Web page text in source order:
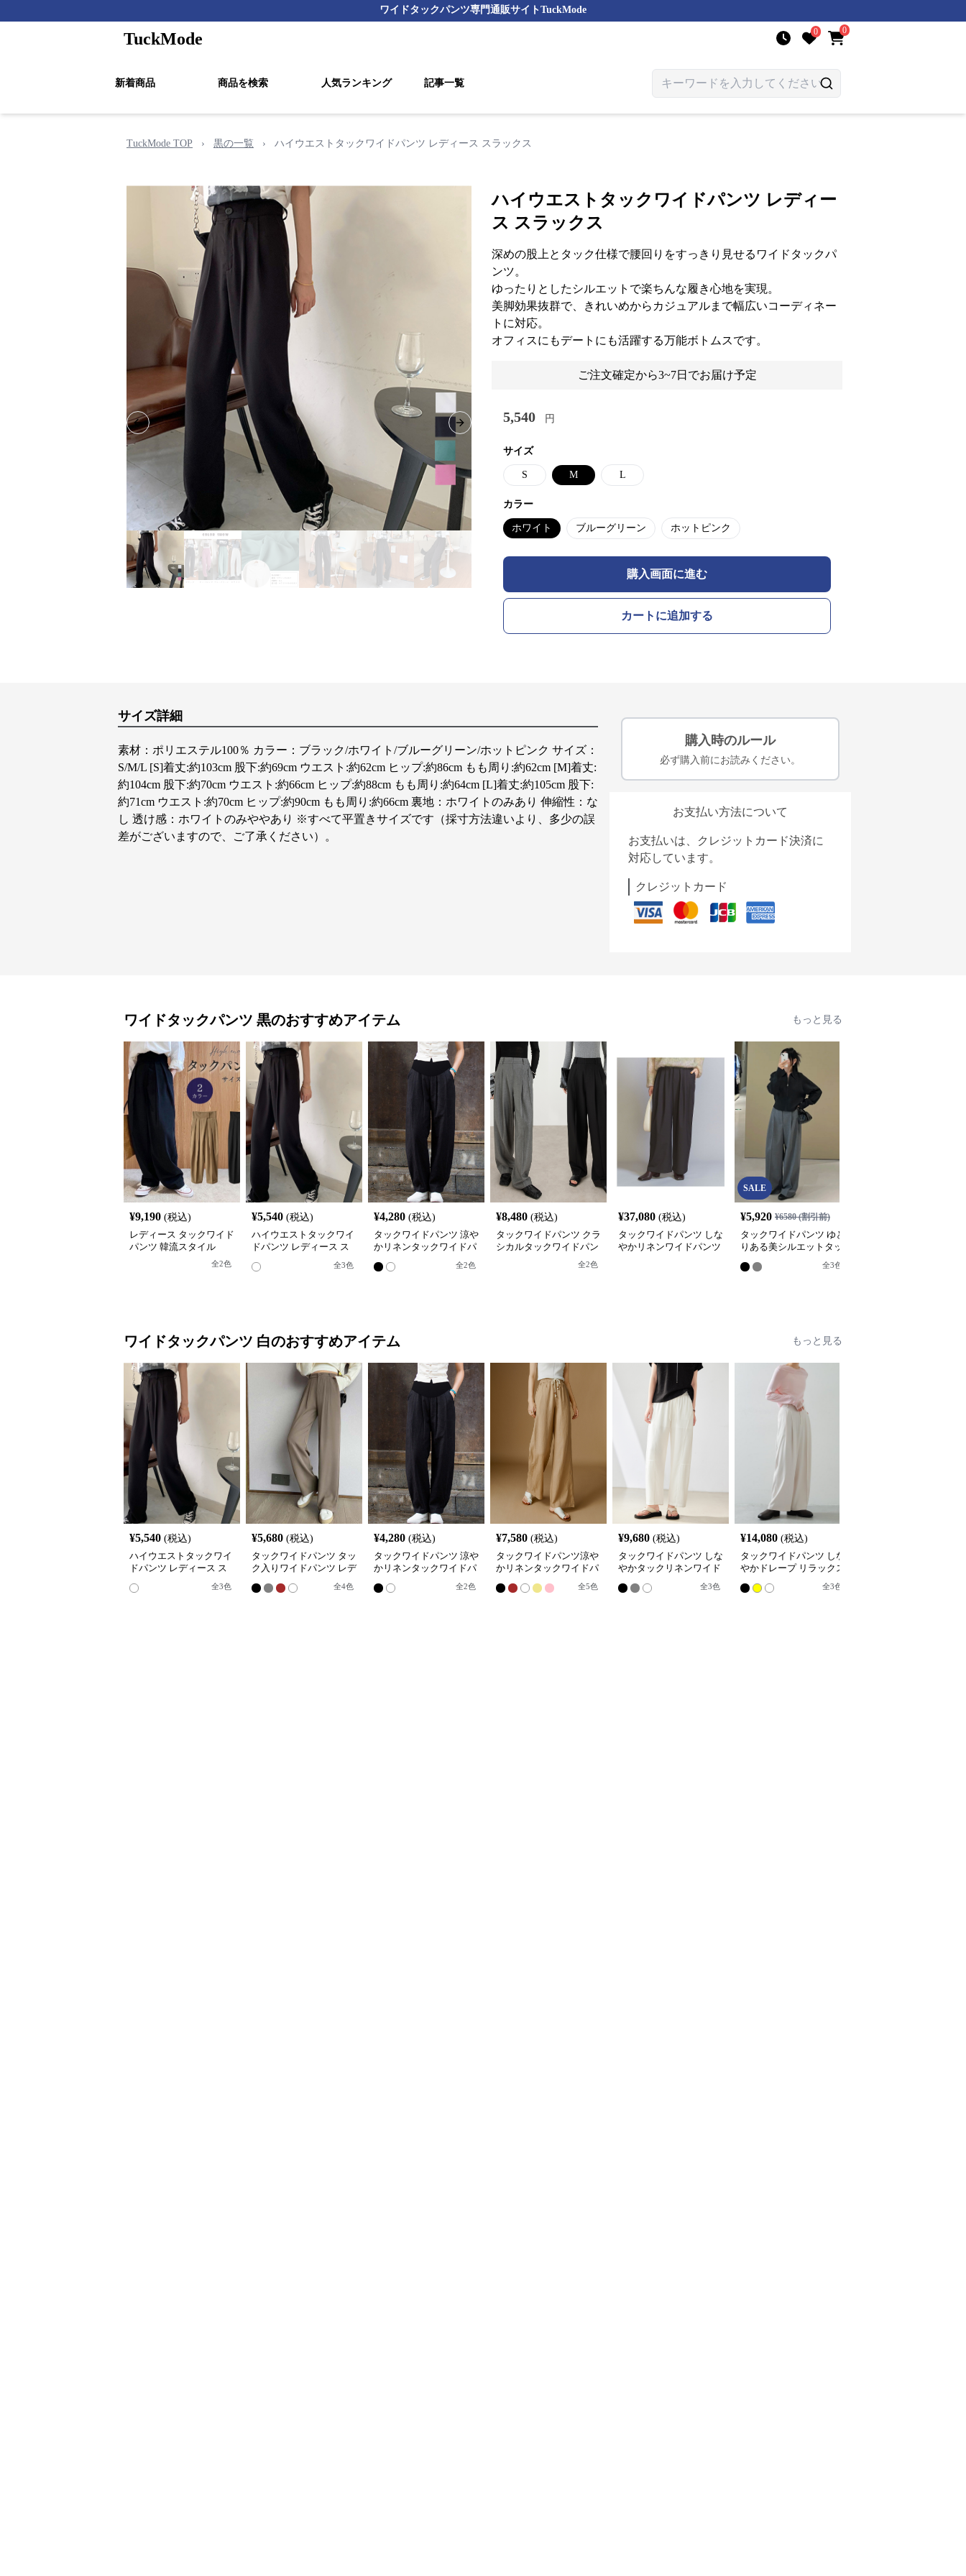
ワイドタックパンツ専門通販サイトTuckMode
TuckMode 0 0
新着商品 商品を検索 人気ランキング 記事一覧
TuckMode TOP › 黒の一覧 › ハイウエストタックワイドパンツ レディース スラックス
Previous slide Next slide
ハイウエストタックワイドパンツ レディー
ス スラックス
深めの股上とタック仕様で腰回りをすっきり見せるワイドタックパ
ンツ。
ゆったりとしたシルエットで楽ちんな履き心地を実現。
美脚効果抜群で、きれいめからカジュアルまで幅広いコーディネー
トに対応。
オフィスにもデートにも活躍する万能ボトムスです。
ご注文確定から3~7日でお届け予定
5,540 円
サイズ
S M L
カラー
ホワイト ブルーグリーン ホットピンク
購入画面に進む
カートに追加する
サイズ詳細
素材：ポリエステル100％ カラー：ブラック/ホワイト/ブルーグリーン/ホットピンク サイズ：
S/M/L [S]着丈:約103cm 股下:約69cm ウエスト:約62cm ヒップ:約86cm もも周り:約62cm [M]着丈:
約104cm 股下:約70cm ウエスト:約66cm ヒップ:約88cm もも周り:約64cm [L]着丈:約105cm 股下:
約71cm ウエスト:約70cm ヒップ:約90cm もも周り:約66cm 裏地：ホワイトのみあり 伸縮性：な
し 透け感：ホワイトのみややあり ※すべて平置きサイズです（採寸方法違いより、多少の誤
差がございますので、ご了承ください）。
購入時のルール
必ず購入前にお読みください。
お支払い方法について
お支払いは、クレジットカード決済に
対応しています。
クレジットカード
ワイドタックパンツ 黒のおすすめアイテム もっと見る
¥9,190 (税込)
レディース タックワイド
パンツ 韓流スタイル
全2色
¥5,540 (税込)
ハイウエストタックワイ
ドパンツ レディース ス
全3色
¥4,280 (税込)
タックワイドパンツ 涼や
かリネンタックワイドパ
全2色
¥8,480 (税込)
タックワイドパンツ クラ
シカルタックワイドパン
全2色
¥37,080 (税込)
タックワイドパンツ しな
やかリネンワイドパンツ
SALE
¥5,920 ¥6580(割引前)
タックワイドパンツ ゆと
りある美シルエットタッ
全3色
ワイドタックパンツ 白のおすすめアイテム もっと見る
¥5,540 (税込)
ハイウエストタックワイ
ドパンツ レディース ス
全3色
¥5,680 (税込)
タックワイドパンツ タッ
ク入りワイドパンツ レデ
全4色
¥4,280 (税込)
タックワイドパンツ 涼や
かリネンタックワイドパ
全2色
¥7,580 (税込)
タックワイドパンツ涼や
かリネンタックワイドパ
全5色
¥9,680 (税込)
タックワイドパンツ しな
やかタックリネンワイド
全3色
¥14,080 (税込)
タックワイドパンツ しな
やかドレープ リラックス
全3色